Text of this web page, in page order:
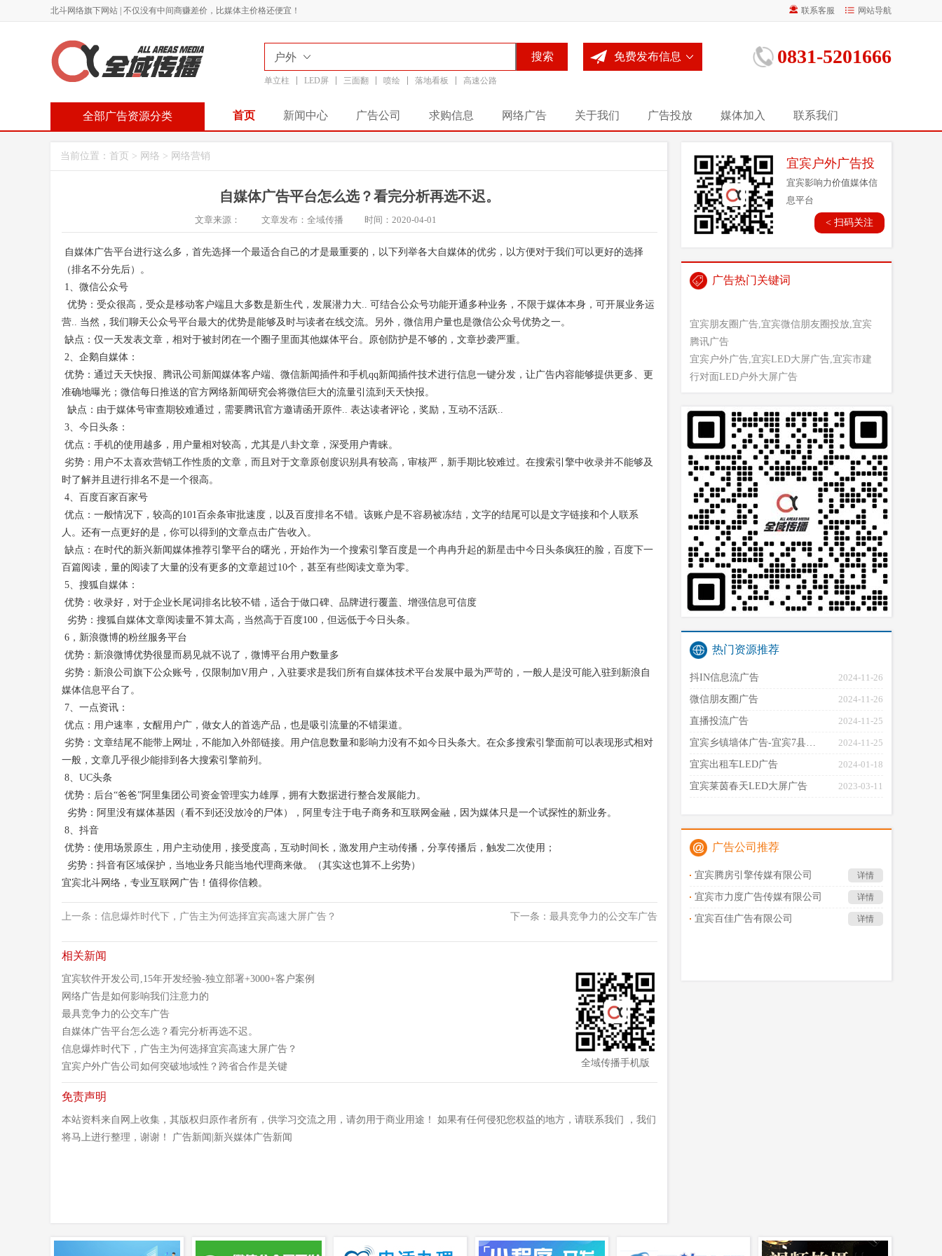
北斗网络旗下网站 | 不仅没有中间商赚差价，比媒体主价格还便宜！ 联系客服 网站导航
户外 搜索
单立柱 LED屏 三面翻 喷绘 落地看板 高速公路
免费发布信息 0831-5201666
全部广告资源分类 首页 新闻中心 广告公司 求购信息 网络广告 关于我们 广告投放 媒体加入 联系我们
当前位置： 首页 > 网络 > 网络营销
自媒体广告平台怎么选？看完分析再选不迟。
文章来源： 文章发布：全域传播 时间：2020-04-01
自媒体广告平台进行这么多，首先选择一个最适合自己的才是最重要的，以下列举各大自媒体的优劣，以方便对于我们可以更好的选择
（排名不分先后）。
1、微信公众号
优势：受众很高，受众是移动客户端且大多数是新生代，发展潜力大.. 可结合公众号功能开通多种业务，不限于媒体本身，可开展业务运
营.. 当然，我们聊天公众号平台最大的优势是能够及时与读者在线交流。另外，微信用户量也是微信公众号优势之一。
缺点：仅一天发表文章，相对于被封闭在一个圈子里面其他媒体平台。原创防护是不够的，文章抄袭严重。
2、企鹅自媒体：
优势：通过天天快报、腾讯公司新闻媒体客户端、微信新闻插件和手机qq新闻插件技术进行信息一键分发，让广告内容能够提供更多、更
准确地曝光；微信每日推送的官方网络新闻研究会将微信巨大的流量引流到天天快报。
缺点：由于媒体号审查期较难通过，需要腾讯官方邀请函开原件.. 表达读者评论，奖励，互动不活跃..
3、今日头条：
优点：手机的使用越多，用户量相对较高，尤其是八卦文章，深受用户青睐。
劣势：用户不太喜欢营销工作性质的文章，而且对于文章原创度识别具有较高，审核严，新手期比较难过。在搜索引擎中收录并不能够及
时了解并且进行排名不是一个很高。
4、百度百家百家号
优点：一般情况下，较高的101百余条审批速度，以及百度排名不错。该账户是不容易被冻结，文字的结尾可以是文字链接和个人联系
人。还有一点更好的是，你可以得到的文章点击广告收入。
缺点：在时代的新兴新闻媒体推荐引擎平台的曙光，开始作为一个搜索引擎百度是一个冉冉升起的新星击中今日头条疯狂的脸，百度下一
百篇阅读，量的阅读了大量的没有更多的文章超过10个，甚至有些阅读文章为零。
5、搜狐自媒体：
优势：收录好，对于企业长尾词排名比较不错，适合于做口碑、品牌进行覆盖、增强信息可信度
劣势：搜狐自媒体文章阅读量不算太高，当然高于百度100，但远低于今日头条。
6，新浪微博的粉丝服务平台
优势：新浪微博优势很显而易见就不说了，微博平台用户数量多
劣势：新浪公司旗下公众账号，仅限制加V用户，入驻要求是我们所有自媒体技术平台发展中最为严苛的，一般人是没可能入驻到新浪自
媒体信息平台了。
7、一点资讯：
优点：用户速率，女醒用户广，做女人的首选产品，也是吸引流量的不错渠道。
劣势：文章结尾不能带上网址，不能加入外部链接。用户信息数量和影响力没有不如今日头条大。在众多搜索引擎面前可以表现形式相对
一般，文章几乎很少能排到各大搜索引擎前列。
8、UC头条
优势：后台“爸爸”阿里集团公司资金管理实力雄厚，拥有大数据进行整合发展能力。
劣势：阿里没有媒体基因（看不到还没放冷的尸体），阿里专注于电子商务和互联网金融，因为媒体只是一个试探性的新业务。
8、抖音
优势：使用场景原生，用户主动使用，接受度高，互动时间长，激发用户主动传播，分享传播后，触发二次使用；
劣势：抖音有区域保护，当地业务只能当地代理商来做。（其实这也算不上劣势）
宜宾北斗网络，专业互联网广告！值得你信赖。
上一条： 信息爆炸时代下，广告主为何选择宜宾高速大屏广告？ 下一条： 最具竞争力的公交车广告
相关新闻
宜宾软件开发公司,15年开发经验-独立部署+3000+客户案例
网络广告是如何影响我们注意力的
最具竞争力的公交车广告
自媒体广告平台怎么选？看完分析再选不迟。
信息爆炸时代下，广告主为何选择宜宾高速大屏广告？
宜宾户外广告公司如何突破地域性？跨省合作是关键
全域传播手机版
免责声明
本站资料来自网上收集，其版权归原作者所有，供学习交流之用，请勿用于商业用途！ 如果有任何侵犯您权益的地方，请联系我们 ，我们
将马上进行整理，谢谢！ 广告新闻|新兴媒体广告新闻
宜宾户外广告投
放营销平台_多种
广告形式，全域
传播_线上线下结
宜宾影响力价值媒体信
息平台
< 扫码关注
广告热门关键词
宜宾朋友圈广告,宜宾微信朋友圈投放,宜宾
腾讯广告
宜宾户外广告,宜宾LED大屏广告,宜宾市建
行对面LED户外大屏广告
热门资源推荐
抖IN信息流广告 2024-11-26
微信朋友圈广告 2024-11-26
直播投流广告 2024-11-25
宜宾乡镇墙体广告-宜宾7县… 2024-11-25
宜宾出租车LED广告 2024-01-18
宜宾莱茵春天LED大屏广告 2023-03-11
广告公司推荐
宜宾腾房引擎传媒有限公司 详情
宜宾市力度广告传媒有限公司 详情
宜宾百佳广告有限公司 详情